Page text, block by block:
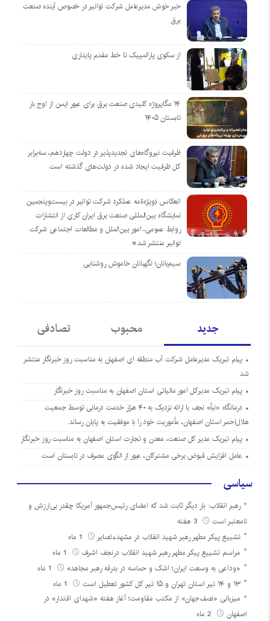
خبر خوش مدیرعامل شرکت توانیر در خصوص آینده صنعت
برق
از سکوی پارالمپیک تا خط مقدم پایداری
۱۴ مگاپروژه‌ کلیدی صنعت برق برای عبور ایمن از اوج بار
تابستان ۱۴۰۵
ظرفیت نیروگاه‌های تجدیدپذیر در دولت چهاردهم، سه‌برابر
کل ظرفیت ایجاد شده در دولت‌های گذشته است
انعکاس (ویژه‌نامه عملکرد شرکت توانیر در بیست‌وپنجمین
نمایشگاه بین‌المللی صنعت برق ایران کاری از انتشارات
روابط عمومی، امور بین‌الملل و مطالعات اجتماعی شرکت
توانیر منتشر شد*
سیم‌بانان؛ نگهبانان خاموش روشنایی
جدید محبوب تصادفی
پیام تبریک مدیرعامل شرکت آب منطقه ای اصفهان به مناسبت روز خبرنگار منتشر
شد
پیام تبریک مدیرکل امور مالیاتی استان اصفهان به مناسبت روز خبرنگار
درمانگاه «نبأ» نجف با ارائه نزدیک به ۴۰ هزار خدمت درمانی توسط جمعیت
هلال‌احمر استان اصفهان، مأموریت خود را با موفقیت به پایان رساند.
پیام تبریک مدیر کل صنعت، معدن و تجارت استان اصفهان به مناسبت روز خبرنگار
عامل افزایش قبوض برخی مشترکان، عبور از الگوی مصرف در تابستان است
سیاسی
رهبر انقلاب: بار دیگر ثابت شد که امضای رئیس‌جمهور آمریکا چقدر بی‌ارزش و
نامعتبر است
3 هفته
تشییع پیکر مطهر رهبر شهید انقلاب در مشهد+تصایر
مراسم تشییع پیکر مطهر رهبر شهید انقلاب درنجف اشرف
«وداعی به وسعت ایران؛ اشک و حماسه در بدرقه رهبر مجاهد»
۱۳ و ۱۴ تیر استان تهران و ۱۵ تیر کل کشور تعطیل است
میزبانی «نصف‌جهان» از مکتب مقاومت؛ آغاز هفته «شهدای اقتدار» در
اصفهان